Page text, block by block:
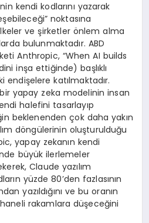
kendi kodlarını yazarak
noktasına
ve şirketler önlem alma
bulunmaktadır. ABD
Anthropic, “When AI builds
inşa ettiğinde) başlıklı
endişelere katılmaktadır.
yapay zeka modelinin insan
halefini tasarlayıp
beklenenden çok daha yakın
döngülerinin oluşturulduğu
yapay zekanın kendi
büyük ilerlemeler
Claude yazılım
yüzde 80’den fazlasının
yazıldığını ve bu oranın
haneli rakamlara düşeceğini